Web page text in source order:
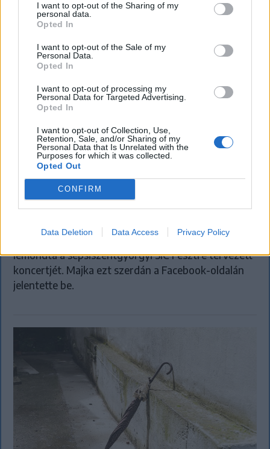
I want to opt-out of the Sharing of my
personal data.
Opted In
I want to opt-out of the Sale of my
Personal Data.
Opted In
I want to opt-out of processing my
Personal Data for Targeted Advertising.
Opted In
I want to opt-out of Collection, Use,
Retention, Sale, and/or Sharing of my
Personal Data that Is Unrelated with the
Purposes for which it was collected.
Opted Out
CONFIRM
Data Deletion Data Access Privacy Policy
KRÓNIKA
Majka életveszélyes fenyegetés miatt
Majka életveszélyes fenyegetést kapott, és emiatt
lemondta a sepsiszentgyörgyi SIC Fesztre tervezett
koncertjét. Majka ezt szerdán a Facebook-oldalán
jelentette be.